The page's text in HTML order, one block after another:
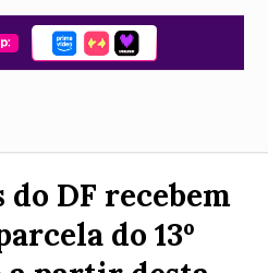
do DF recebem
do 13º